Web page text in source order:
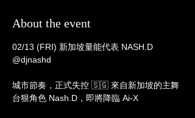
About the event
02/13 (FRI) 新加坡量能代表 NASH.D
@djnashd
城市節奏，正式失控 🇸🇬 來自新加坡的主舞
台狠角色 Nash.D，即將降臨 Ai-X